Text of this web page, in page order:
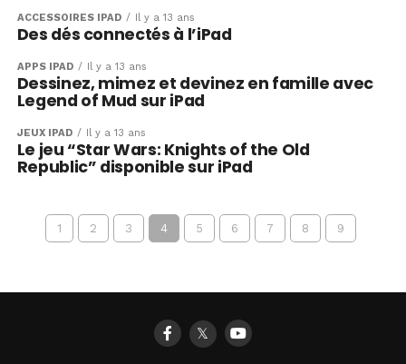
ACCESSOIRES IPAD Il y a 13 ans
Des dés connectés à l’iPad
APPS IPAD Il y a 13 ans
Dessinez, mimez et devinez en famille avec
Legend of Mud sur iPad
JEUX IPAD Il y a 13 ans
Le jeu “Star Wars: Knights of the Old
Republic” disponible sur iPad
1 2 3 4 5 6 7 8 9
𝕏